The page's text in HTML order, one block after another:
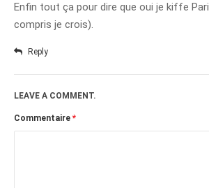
Enfin tout ça pour dire que oui je kiffe
compris je crois).
Reply
LEAVE A COMMENT.
Commentaire *